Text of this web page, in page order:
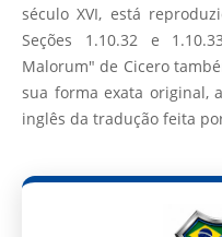
século XVI, está
Seções 1.10.32 e
Malorum" de Cicero
sua forma exata original,
inglês da tradução feita